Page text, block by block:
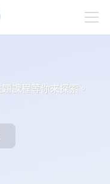
題課程等你來探索。